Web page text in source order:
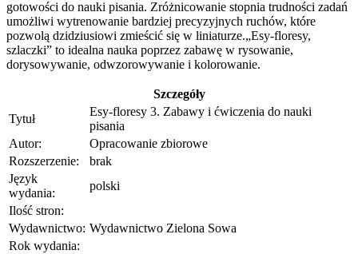
gotowości do nauki pisania. Zróżnicowanie stopnia trudności zadań
umożliwi wytrenowanie bardziej precyzyjnych ruchów, które
pozwolą dzidziusiowi zmieścić się w liniaturze.„Esy-floresy,
szlaczki” to idealna nauka poprzez zabawę w rysowanie,
dorysowywanie, odwzorowywanie i kolorowanie.
Szczegóły
Tytuł
Esy-floresy 3. Zabawy i ćwiczenia do nauki
pisania
Autor:
Opracowanie zbiorowe
Rozszerzenie:
brak
Język
wydania:
polski
Ilość stron:
Wydawnictwo: Wydawnictwo Zielona Sowa
Rok wydania: